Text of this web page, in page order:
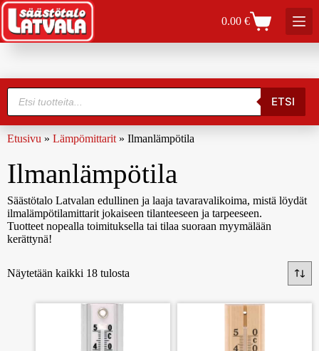
0.00€
ETSI
Etusivu » Lämpömittarit » Ilmanlämpötila
Ilmanlämpötila
Säästötalo Latvalan edullinen ja laaja tavaravalikoima, mistä löydät
ilmalämpötilamittarit jokaiseen tilanteeseen ja tarpeeseen.
Tuotteet nopealla toimituksella tai tilaa suoraan myymälään
kerättynä!
Näytetään kaikki 18 tulosta